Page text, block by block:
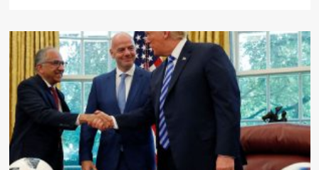
Quehacer
Político
a
través///Jose
Alberto
Prado
Angeles///Trump
desata
discordia,
el